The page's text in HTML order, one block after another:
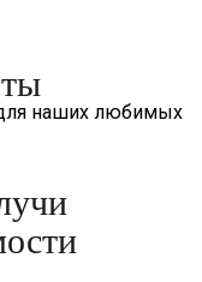
наших любимых